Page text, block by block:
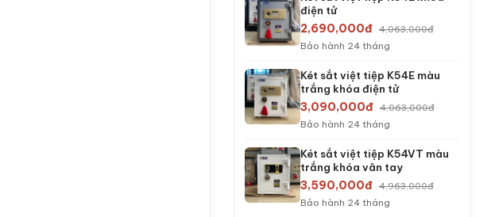
điện tử
2,690,000đ 4,063,000đ
Bảo hành 24 tháng
Két sắt việt tiệp K54E màu
trắng khóa điện tử
3,090,000đ 4,063,000đ
Bảo hành 24 tháng
Két sắt việt tiệp K54VT màu
trắng khóa vân tay
3,590,000đ 4,963,000đ
Bảo hành 24 tháng